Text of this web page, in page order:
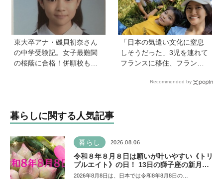
東大卒アナ・磯貝初奈さん
の中学受験記。女子最難関
の桜蔭に合格！併願校も魅
「日本の気遣い文化に窒息
しそうだった」3児を連れて
フランスに移住、フランス
りがたみ【vol.13】
Recommended by
暮らしに関する人気記事
暮らし 2026.08.06
令和８年８月８日は願いが叶いやすい《トリ
プルエイト》の日！ 13日の獅子座の新月＆
皆既日食の影響にも注目
2026年8月8日は、日本では令和8年8月8日の…